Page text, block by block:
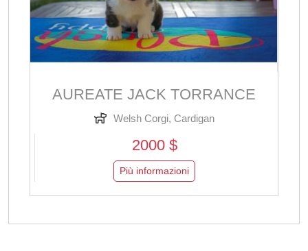
AUREATE JACK TORRANCE
Welsh Corgi, Cardigan
2000 $
Più informazioni